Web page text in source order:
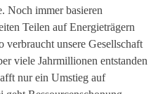
Noch immer basieren
Teilen auf Energieträgern
unsere Gesellschaft
viele Jahrmillionen entstanden
nur ein Umstieg auf